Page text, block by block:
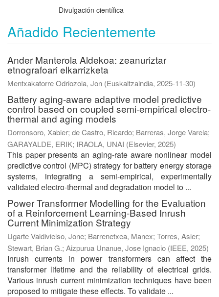
Divulgación científica
Añadido Recientemente
Ander Manterola Aldekoa: zeanuriztar
etnografoari elkarrizketa
Mentxakatorre Odriozola, Jon (Euskaltzaindia, 2025-11-30)
Battery aging-aware adaptive model predictive
control based on coupled semi-empirical electro-
thermal and aging models
Dorronsoro, Xabier; de Castro, Ricardo; Barreras, Jorge Varela;
GARAYALDE, ERIK; IRAOLA, UNAI (Elsevier, 2025)
This paper presents an aging-rate aware nonlinear model
predictive control (MPC) strategy for battery energy storage
systems, integrating a semi-empirical, experimentally
validated electro-thermal and degradation model to ...
Power Transformer Modelling for the Evaluation
of a Reinforcement Learning-Based Inrush
Current Minimization Strategy
Ugarte Valdivielso, Jone; Barrenetxea, Manex; Torres, Asier;
Stewart, Brian G.; Aizpurua Unanue, Jose Ignacio (IEEE, 2025)
Inrush currents in power transformers can affect the
transformer lifetime and the reliability of electrical grids.
Various inrush current minimization techniques have been
proposed to mitigate these effects. To validate ...